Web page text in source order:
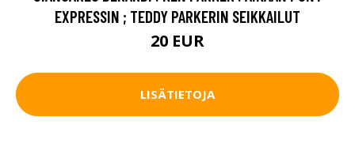
EXPRESSIN ; TEDDY PARKERIN SEIKKAILUT
20 EUR
LISÄTIETOJA